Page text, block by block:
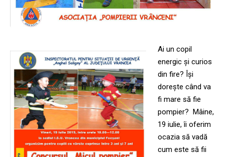
Ai un copil
energic şi curios
din fire? Îşi
doreşte când va
fi mare să fie
pompier? Mâine,
19 iulie, îi oferim
ocazia să vadă
cum este să fii